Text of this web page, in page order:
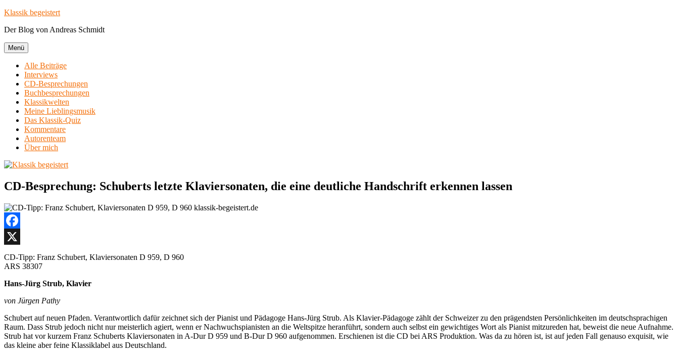
Zum
springen
Klassik begeistert
Der Blog von Andreas Schmidt
Menü
Alle Beiträge
Interviews
CD-Besprechungen
Buchbesprechungen
Klassikwelten
Meine Lieblingsmusik
Das Klassik-Quiz
Kommentare
Autorenteam
Über mich
CD-Besprechung: Schuberts letzte Klaviersonaten, die eine deutliche Handschrift erkennen lassen
Facebook
X
CD-Tipp: Franz Schubert, Klaviersonaten D 959, D 960
ARS 38307
Hans-Jürg Strub, Klavier
von Jürgen Pathy
Schubert auf neuen Pfaden. Verantwortlich dafür zeichnet sich der Pianist und Pädagoge Hans-Jürg Strub. Als Klavier-Pädagoge zählt der Schweizer zu den prägendsten Persönlichkeiten im deutschsprachigen
Raum. Dass Strub jedoch nicht nur meisterlich agiert, wenn er Nachwuchspianisten an die Weltspitze heranführt, sondern auch selbst ein gewichtiges Wort als Pianist mitzureden hat, beweist die neue Aufnahme.
Strub hat vor kurzem Franz Schuberts Klaviersonaten in A-Dur D 959 und B-Dur D 960 aufgenommen. Erschienen ist die CD bei ARS Produktion. Was da zu hören ist, ist auf jeden Fall genauso exquisit, wie
das kleine aber feine Klassiklabel aus Deutschland.